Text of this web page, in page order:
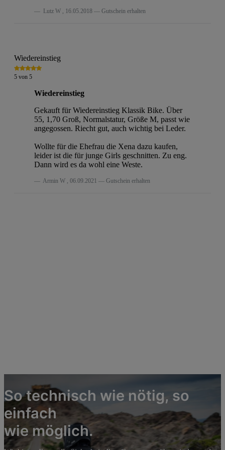
Lutz W , 16.05.2018 Gutschein erhalten
Wiedereinstieg
5 von 5
Wiedereinstieg
Gekauft für Wiedereinstieg Klassik Bike. Über
55, 1,70 Groß, Normalstatur, Größe M, passt wie
angegossen. Riecht gut, auch wichtig bei Leder.
Wollte für die Ehefrau die Xena dazu kaufen,
leider ist die für junge Girls geschnitten. Zu eng.
Dann wird es da wohl eine Weste.
Armin W , 06.09.2021 Gutschein erhalten
So technisch wie nötig, so
einfach
wie möglich.